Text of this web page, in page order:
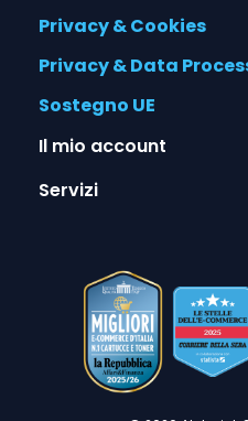
Privacy & Cookies
Privacy & Data
Sostegno UE
Il mio account
Servizi